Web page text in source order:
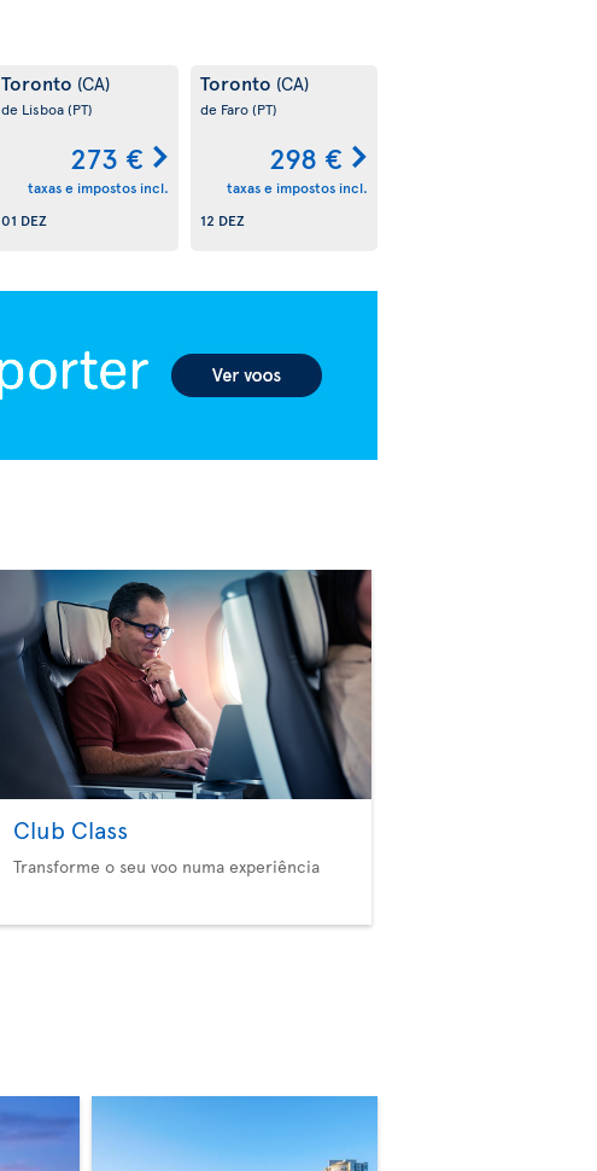
Toronto (CA)
de Lisboa(PT)
273 €
taxas e impostos incl.
01 DEZ
Toronto (CA)
de Faro(PT)
298 €
taxas e impostos incl.
12 DEZ
Club Class
Transforme o seu voo numa experiência